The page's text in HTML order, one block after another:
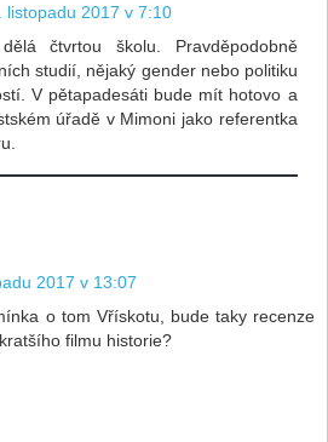
listopadu 2017 v 7:10
čtvrtou školu. Pravděpodobně
studií, nějaký gender nebo politiku
V pětapadesáti bude mít hotovo a
úřadě v Mimoni jako referentka
2017 v 13:07
o tom Vřískotu, bude taky recenze
filmu historie?